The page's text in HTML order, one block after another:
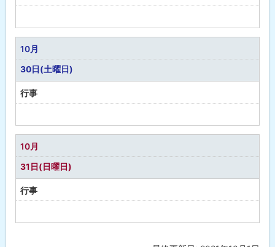
定
な
し
10月
30日(土曜日)
行事
定
な
し
10月
31日(日曜日)
行事
定